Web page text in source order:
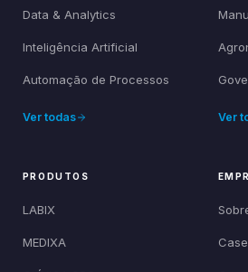
Data & Analytics
Inteligência Artificial
Automação de Processos
Ver todas Ver
PRODUTOS
LABIX
MEDIXA